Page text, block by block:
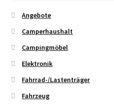
Angebote
Camperhaushalt
Campingmöbel
Elektronik
Fahrrad-/Lastenträger
Fahrzeug